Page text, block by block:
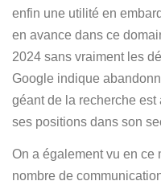
enfin une utilité en
en avance dans ce
2024 sans vraiment les
Google indique
géant de la recherche est
ses positions dans son
On a également vu en ce
nombre de